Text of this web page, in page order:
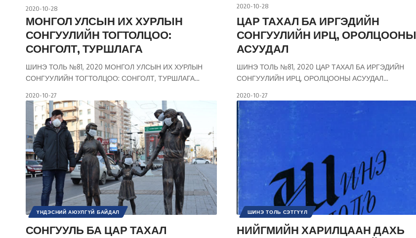
2020-10-28 2020-10-28
МОНГОЛ УЛСЫН ИХ ХУРЛЫН
СОНГУУЛИЙН ТОГТОЛЦОО:
СОНГОЛТ, ТУРШЛАГА
ШИНЭ ТОЛЬ №81, 2020 МОНГОЛ УЛСЫН ИХ ХУРЛЫН
СОНГУУЛИЙН ТОГТОЛЦОО: СОНГОЛТ, ТУРШЛАГА…
2020-10-27
ЦАР ТАХАЛ БА ИРГЭДИЙН
СОНГУУЛИЙН ИРЦ, ОРОЛЦООНЫ
АСУУДАЛ
ШИНЭ ТОЛЬ №81, 2020 ЦАР ТАХАЛ БА ИРГЭДИЙН
СОНГУУЛИЙН ИРЦ, ОРОЛЦООНЫ АСУУДАЛ…
2020-10-27
ҮНДЭСНИЙ АЮУЛГҮЙ БАЙДАЛ
СОНГУУЛЬ БА ЦАР ТАХАЛ
ШИНЭ ТОЛЬ СЭТГҮҮЛ
НИЙГМИЙН ХАРИЛЦААН ДАХЬ